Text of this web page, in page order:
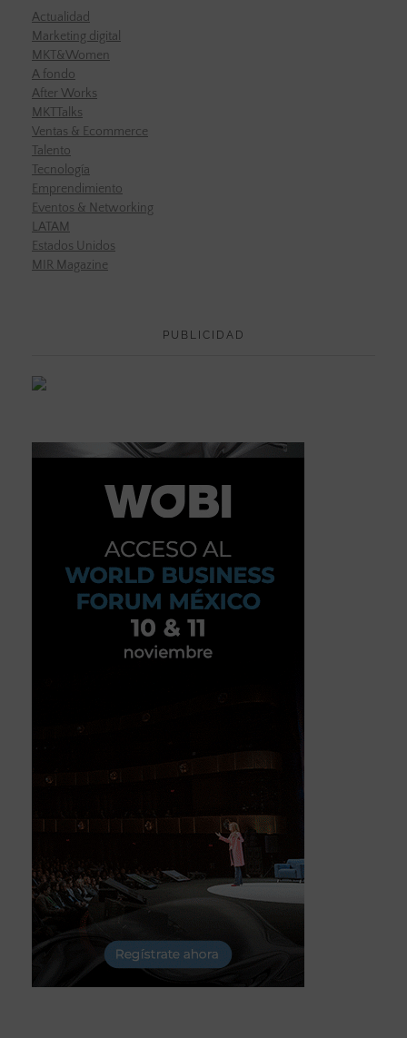
Actualidad
Marketing digital
MKT&Women
A fondo
After Works
MKTTalks
Ventas & Ecommerce
Talento
Tecnología
Emprendimiento
Eventos & Networking
LATAM
Estados Unidos
MIR Magazine
PUBLICIDAD